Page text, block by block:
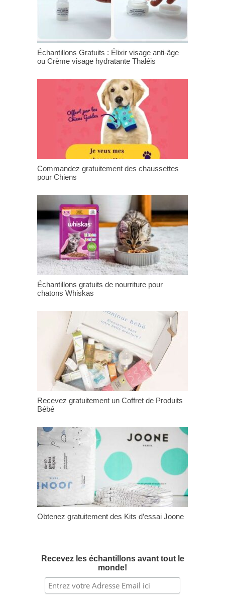
Échantillons Gratuits : Élixir visage anti-âge
ou Crème visage hydratante Thaléis
Commandez gratuitement des chaussettes
pour Chiens
Échantillons gratuits de nourriture pour
chatons Whiskas
Recevez gratuitement un Coffret de Produits
Bébé
Obtenez gratuitement des Kits d’essai Joone
Recevez les échantillons avant tout le
monde!